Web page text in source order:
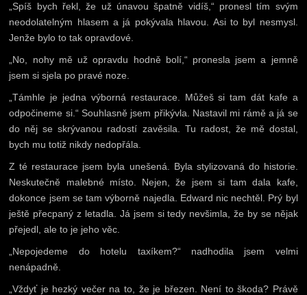
„Spíš bych řekl, že už únavou špatně vidíš,“ pronesl tím svým
neodolatelným hlasem a já pokývala hlavou. Asi to byl nesmysl.
Jenže bylo to tak opravdové.
„No, nohy mě už opravdu hodně bolí,“ pronesla jsem a jemně
jsem si sjela po pravé noze.
„Támhle je jedna výborná restaurace. Můžeš si tam dát kafe a
odpočineme si.“ Souhlasně jsem přikývla. Nastavil mi rámě a já se
do něj se skrývanou radostí zavěsila. Tu radost, že mě dostal,
bych mu totiž nikdy nedopřála.
Z té restaurace jsem byla unešená. Byla stylizovaná do historie.
Neskutečně malebné místo. Nejen, že jsem si tam dala kafe,
dokonce jsem se tam výborně najedla. Edward nic nechtěl. Prý byl
ještě přecpaný z letadla. Já jsem si tedy nevšimla, že by se nějak
přejedl, ale to je jeho věc.
„Nepojedeme do hotelu taxíkem?“ nadhodila jsem velmi
nenápadně.
„Vždyť je hezký večer na to, že je březen. Není to škoda? Právě